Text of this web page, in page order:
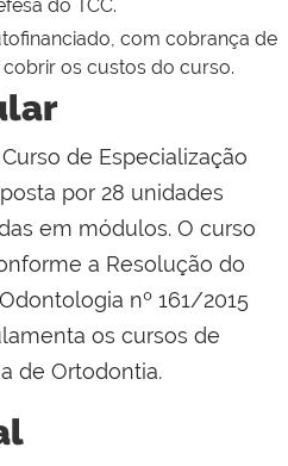
do TCC.
com cobrança de
os custos do curso.
de Especialização
por 28 unidades
em módulos. O curso
a Resolução do
nº 161/2015
os cursos de
de Ortodontia.